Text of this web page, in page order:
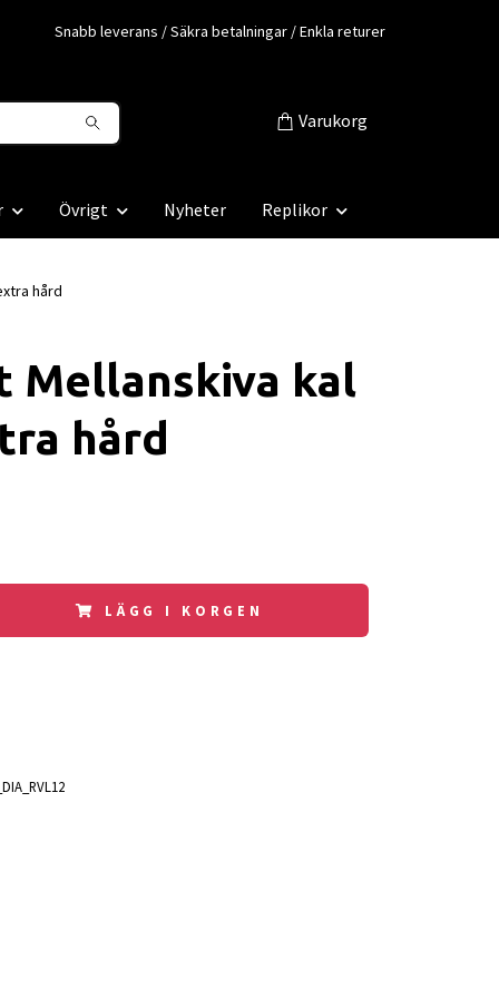
Snabb leverans / Säkra betalningar / Enkla returer
Varukorg
Övrigt Nyheter Replikor
hård
Mellanskiva kal
hård
LÄGG I KORGEN